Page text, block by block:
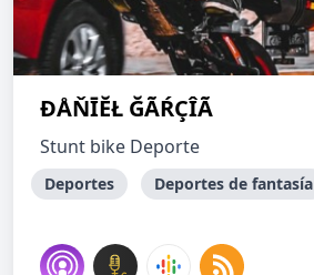
ĐÅŇĪĔŁ ĞÃŔÇÎÃ
Stunt bike Deporte
Deportes Deportes de fantasía